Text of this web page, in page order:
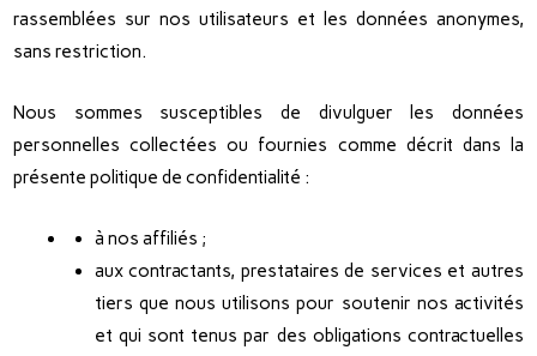
rassemblées sur nos utilisateurs et les données anonymes,
sans restriction.
Nous sommes susceptibles de divulguer les données
personnelles collectées ou fournies comme décrit dans la
présente politique de confidentialité :
à nos affiliés ;
aux contractants, prestataires de services et autres
tiers que nous utilisons pour soutenir nos activités
et qui sont tenus par des obligations contractuelles